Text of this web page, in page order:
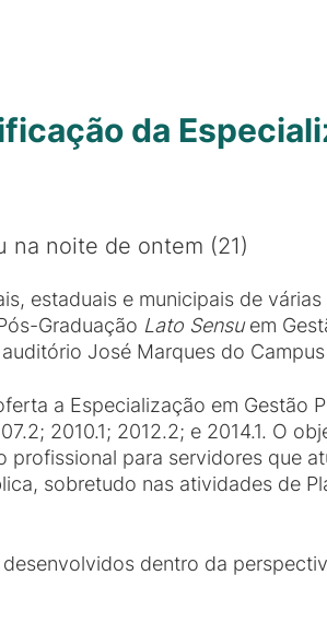
da
na noite de ontem (21)
estaduais e municipais de
Graduação Lato Sensuem
José Marques do
a Especialização em Gestão
2010.1; 2012.2; e 2014.1. O
profissional para servidores que
sobretudo nas atividades de
dentro da